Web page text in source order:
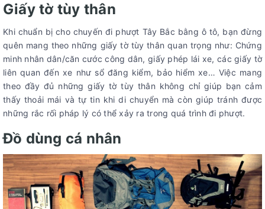
Giấy tờ tùy thân
Khi chuẩn bị cho chuyến đi phượt Tây Bắc bằng ô tô, bạn đừng
quên mang theo những giấy tờ tùy thân quan trọng như: Chứng
minh nhân dân/căn cước công dân, giấy phép lái xe, các giấy tờ
liên quan đến xe như sổ đăng kiểm, bảo hiểm xe… Việc mang
theo đầy đủ những giấy tờ tùy thân không chỉ giúp bạn cảm
thấy thoải mái và tự tin khi di chuyển mà còn giúp tránh được
những rắc rối pháp lý có thể xảy ra trong quá trình đi phượt.
Đồ dùng cá nhân